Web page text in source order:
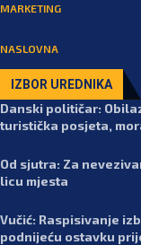
MARKETING
NASLOVNA
IZBOR UREDNIKA
Danski političar:
turistička posjeta,
Od sjutra: Za
licu mjesta
Vučić: Raspisivanje
podnijeću ostavku